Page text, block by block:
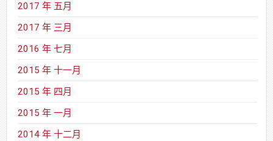
2017 年 五月
2017 年 三月
2016 年 七月
2015 年 十一月
2015 年 四月
2015 年 一月
2014 年 十二月